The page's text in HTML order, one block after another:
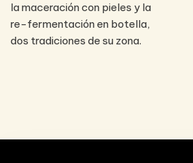
la maceración con pieles y la
re-fermentación en botella,
dos tradiciones de su zona.